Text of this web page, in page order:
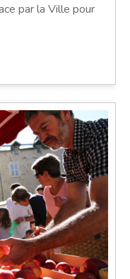
par la Ville pour